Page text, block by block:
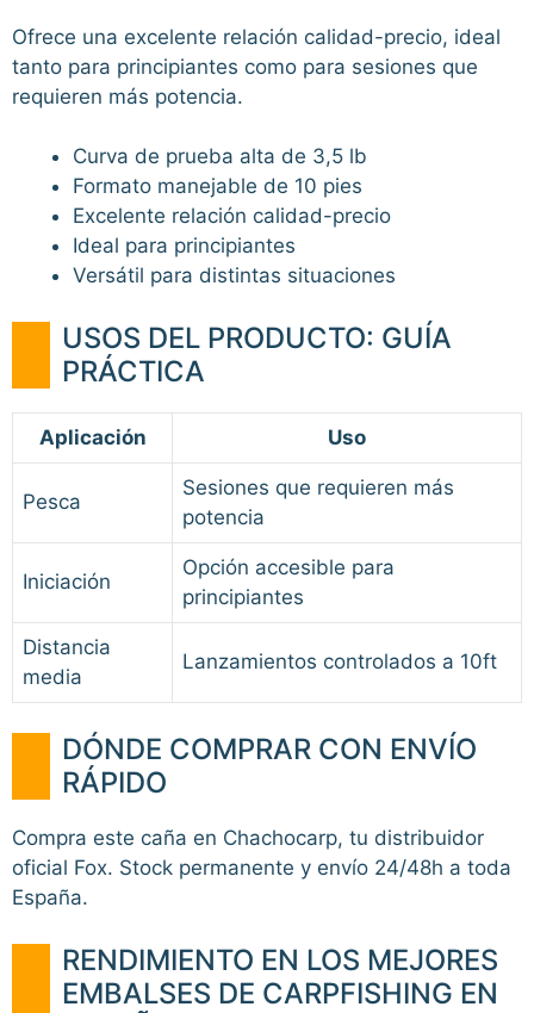
Ofrece una excelente relación calidad-precio, ideal
tanto para principiantes como para sesiones que
requieren más potencia.
Curva de prueba alta de 3,5 lb
Formato manejable de 10 pies
Excelente relación calidad-precio
Ideal para principiantes
Versátil para distintas situaciones
USOS DEL PRODUCTO: GUÍA
PRÁCTICA
Aplicación Uso
Pesca
Sesiones que requieren más
potencia
Iniciación
Opción accesible para
principiantes
Distancia
media
Lanzamientos controlados a 10ft
DÓNDE COMPRAR CON ENVÍO
RÁPIDO
Compra este caña en Chachocarp, tu distribuidor
oficial Fox. Stock permanente y envío 24/48h a toda
España.
RENDIMIENTO EN LOS MEJORES
EMBALSES DE CARPFISHING EN